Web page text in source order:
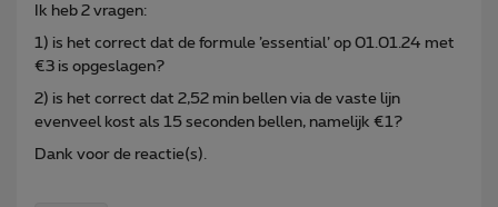
Ik heb 2 vragen:
1) is het correct dat de formule ’essential’ op 01.01.24 met
€3 is opgeslagen?
2) is het correct dat 2,52 min bellen via de vaste lijn
evenveel kost als 15 seconden bellen, namelijk €1?
Dank voor de reactie(s).